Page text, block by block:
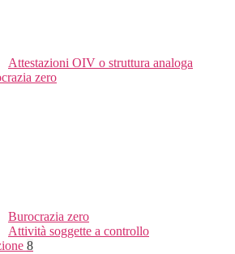
Attestazioni OIV o struttura analoga
zero
Burocrazia zero
Attività soggette a controllo
8